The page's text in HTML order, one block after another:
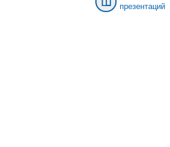
презентаций